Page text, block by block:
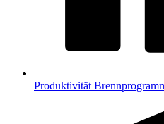
Produktivität